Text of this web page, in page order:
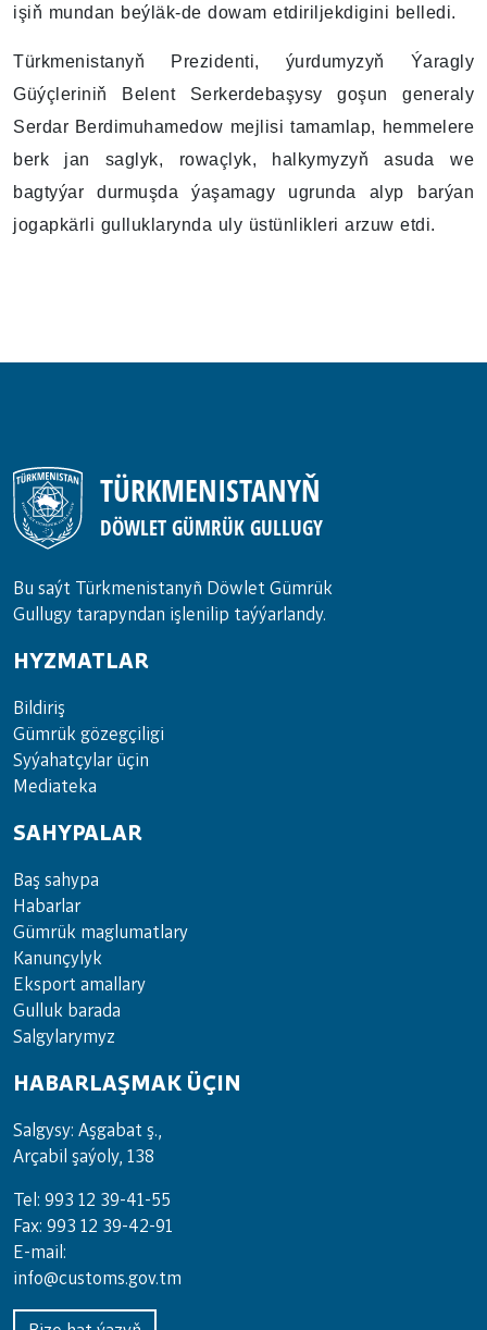
işiň mundan beýläk-de dowam etdiriljekdigini belledi.
Türkmenistanyň Prezidenti, ýurdumyzyň Ýaragly
Güýçleriniň Belent Serkerdebaşysy goşun generaly
Serdar Berdimuhamedow mejlisi tamamlap, hemmelere
berk jan saglyk, rowaçlyk, halkymyzyň asuda we
bagtyýar durmuşda ýaşamagy ugrunda alyp barýan
jogapkärli gulluklarynda uly üstünlikleri arzuw etdi.
TÜRKMENISTANYŇ
DÖWLET GÜMRÜK GULLUGY
Bu saýt Türkmenistanyñ Döwlet Gümrük
Gullugy tarapyndan işlenilip taýýarlandy.
HYZMATLAR
Bil­di­riş
Güm­rük gö­zeg­çi­li­gi
Sy­ýa­hat­çy­lar ü­çin
Media­teka
SAHYPALAR
Baş sahypa
Habarlar
Gümrük maglumatlary
Kanunçylyk
Eksport amallary
Gulluk barada
Salgylarymyz
HABARLAŞMAK ÜÇIN
Salgysy: Aşgabat ş.,
Arçabil şaýoly, 138
Tel: 993 12 39-41-55
Fax: 993 12 39-42-91
E-mail:
info@customs.gov.tm